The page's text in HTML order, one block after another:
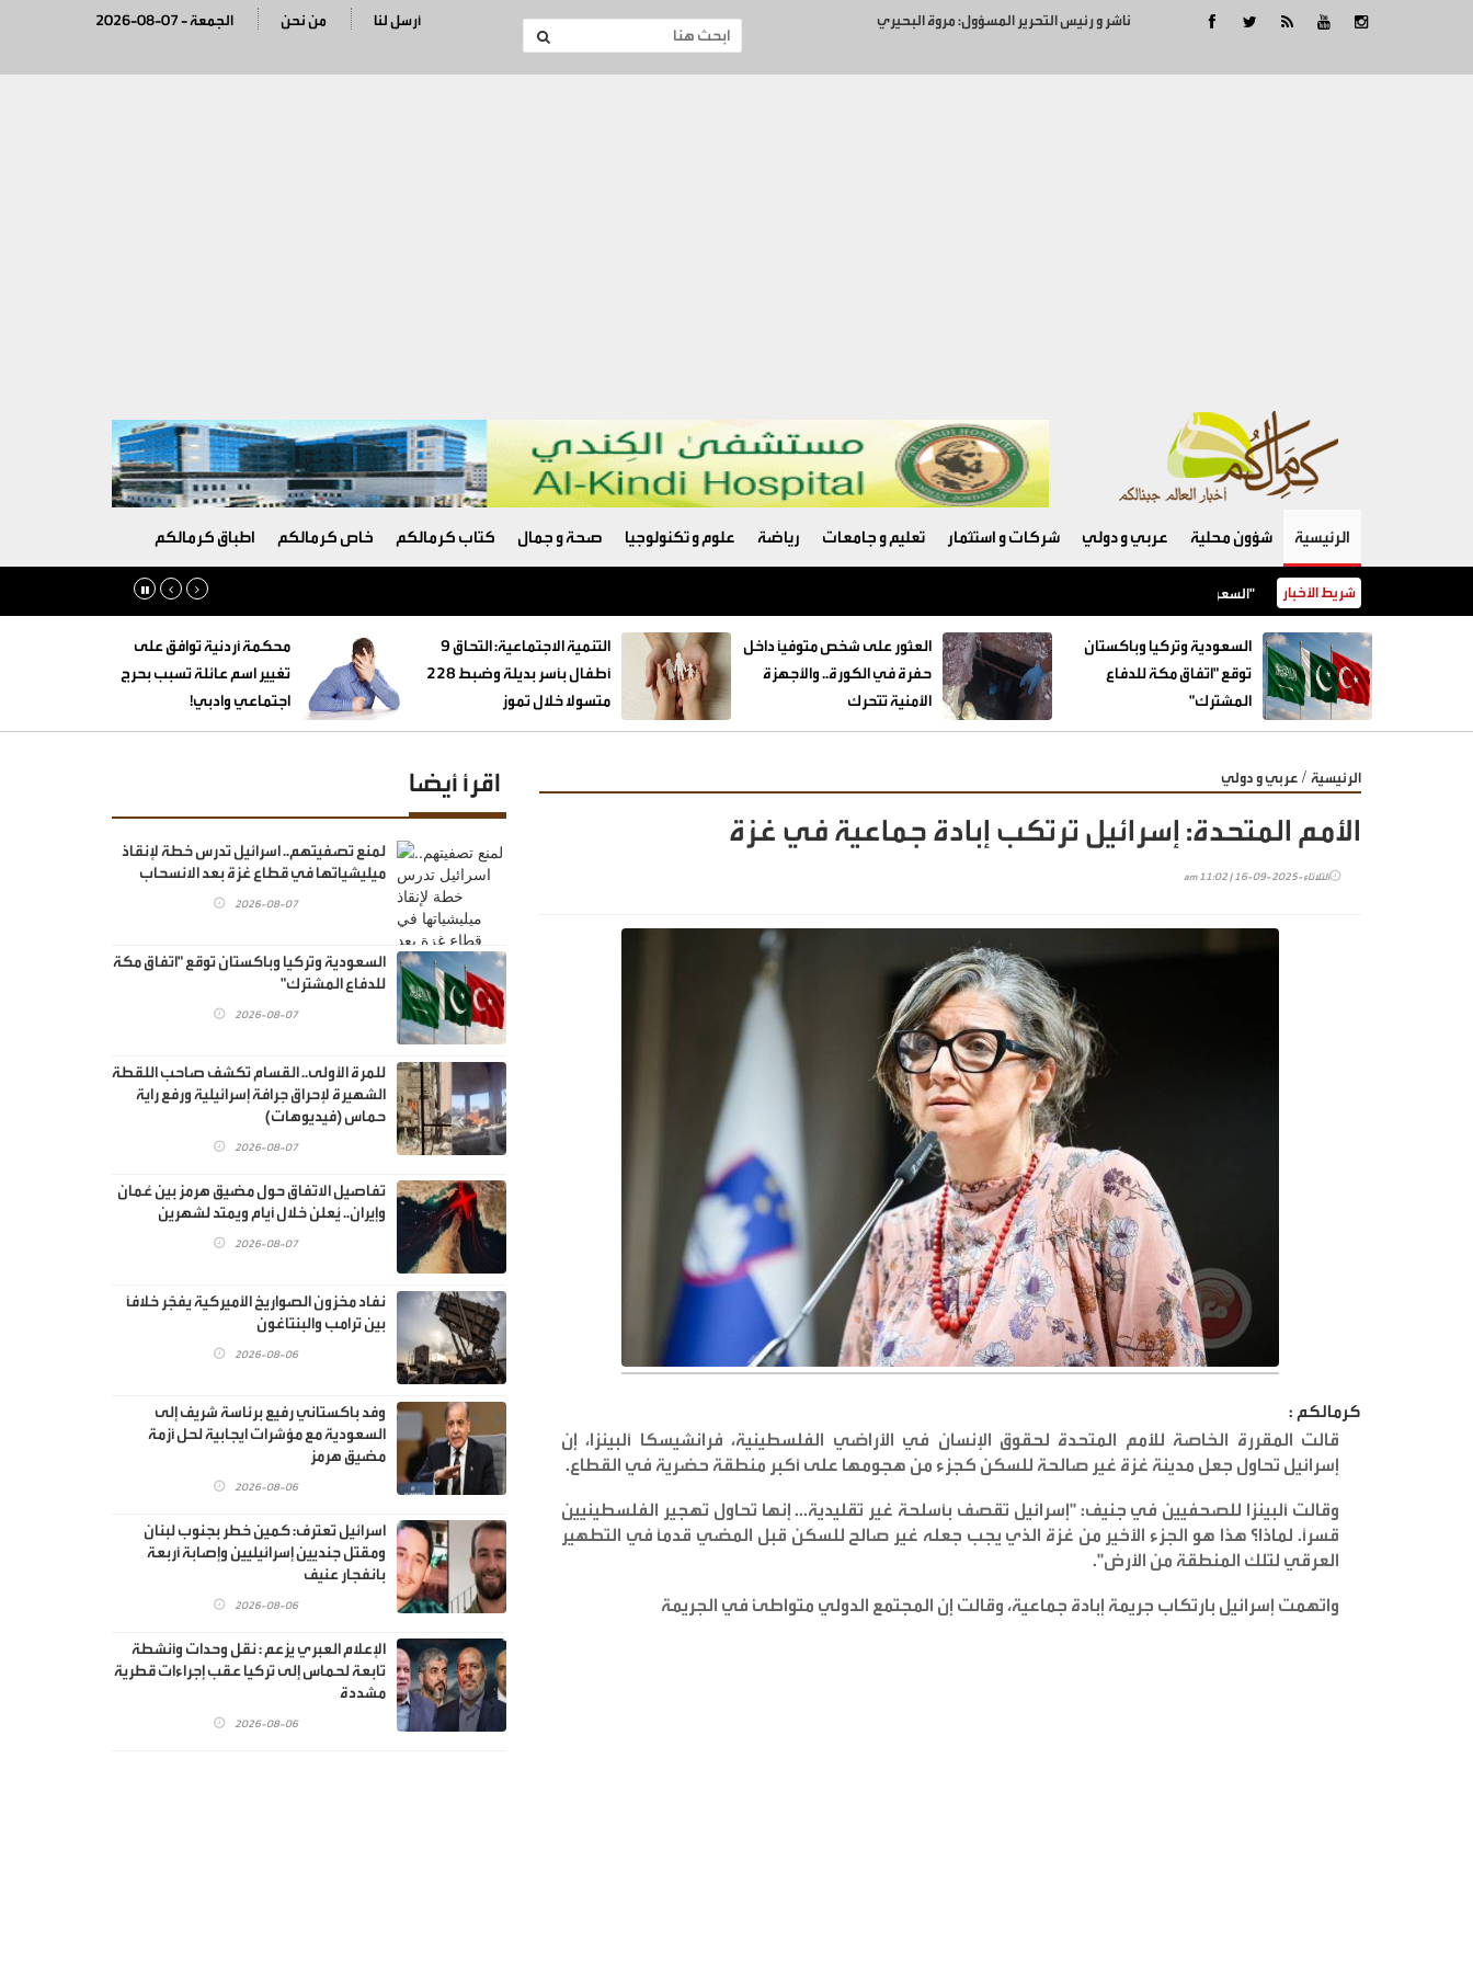
ناشر و رئيس التحرير المسؤول: مروة البحيري 2026-08-07 - الجمعة من نحن أرسل لنا
الرئيسية شؤون محلية عربي و دولي شركات و استثمار تعليم و جامعات رياضة علوم و تكنولوجيا صحة و جمال كتاب كرمالكم خاص كرمالكم اطباق كرمالكم
شريط الأخبار السعودية وتركيا وباكستان توقع "اتفاق مكة للدفاع المشترك"
السعودية وتركيا وباكستان
توقع "اتفاق مكة للدفاع
المشترك"
العثور على شخص متوفيًا داخل
حفرة في الكورة.. والأجهزة
الأمنية تتحرك
‏التنمية الاجتماعية: التحاق 9
أطفال بأسر بديلة وضبط 228
متسولا خلال تموز
محكمة أردنية توافق على
تغيير اسم عائلة تسبب بحرج
اجتماعي وادبي!
الرئيسية / عربي و دولي
الأمم المتحدة: إسرائيل ترتكب إبادة جماعية في غزة
الثلاثاء-2025-09-16 | 11:02 am
كرمالكم :
قالت المقررة الخاصة للأمم المتحدة لحقوق الإنسان في الأراضي الفلسطينية، فرانشيسكا ألبينزا، إن
إسرائيل تحاول جعل مدينة غزة غير صالحة للسكن كجزء من هجومها على أكبر منطقة حضرية في القطاع.
وقالت ألبينزا للصحفيين في جنيف: "إسرائيل تقصف بأسلحة غير تقليدية... إنها تحاول تهجير الفلسطينيين
قسرًا. لماذا؟ هذا هو الجزء الأخير من غزة الذي يجب جعله غير صالح للسكن قبل المضي قدمًا في التطهير
العرقي لتلك المنطقة من الأرض".
واتهمت إسرائيل بارتكاب جريمة إبادة جماعية، وقالت إن المجتمع الدولي متواطئ في الجريمة
اقرأ أيضا
لمنع تصفيتهم.. اسرائيل تدرس خطة لإنقاذ
ميليشياتها في قطاع غزة بعد الانسحاب
2026-08-07
السعودية وتركيا وباكستان توقع "اتفاق مكة
للدفاع المشترك"
2026-08-07
للمرة الأولى.. القسام تكشف صاحب اللقطة
الشهيرة لإحراق جرافة إسرائيلية ورفع راية
حماس (فيديوهات)
2026-08-07
تفاصيل الاتفاق حول مضيق هرمز بين عُمان
وإيران.. يُعلن خلال أيام ويمتد لشهرين
2026-08-07
نفاد مخزون الصواريخ الأميركية يفجّر خلافًا
بين ترامب والبنتاغون
2026-08-06
وفد باكستاني رفيع برئاسة شريف إلى
السعودية مع مؤشرات ايجابية لحل أزمة
مضيق هرمز
2026-08-06
اسرائيل تعترف: كمين خطر بجنوب لبنان
ومقتل جنديين إسرائيليين وإصابة أربعة
بانفجار عنيف
2026-08-06
الإعلام العبري يزعم : نقل وحدات وأنشطة
تابعة لحماس إلى تركيا عقب إجراءات قطرية
مشددة
2026-08-06